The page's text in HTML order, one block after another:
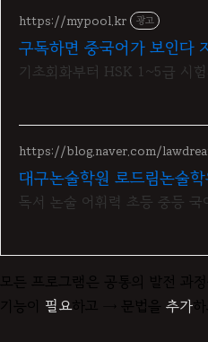
https://mypool.kr 광고
구독하면 중국어가 보인다
기초회화부터 HSK 1~5급 시
https://blog.naver.com/
대구논술학원 로드림논술학
독서 논술 어휘력 초등 중등 국
모든 프로그램은 공통의 발전 과
기능이 필요하고 → 문법을 추가